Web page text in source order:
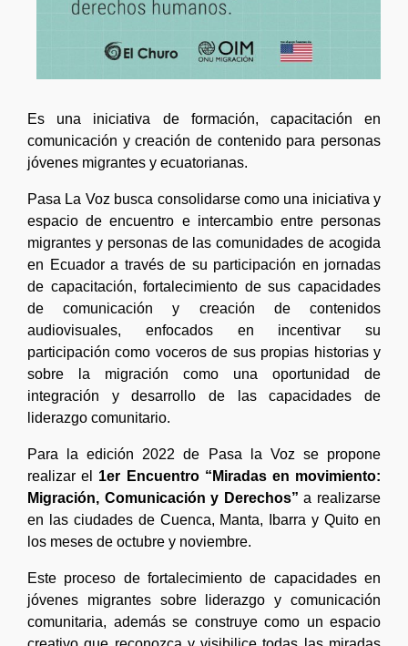
Es una iniciativa de formación, capacitación en
comunicación y creación de contenido para personas
jóvenes migrantes y ecuatorianas.
Pasa La Voz busca consolidarse como una iniciativa y
espacio de encuentro e intercambio entre personas
migrantes y personas de las comunidades de acogida
en Ecuador a través de su participación en jornadas
de capacitación, fortalecimiento de sus capacidades
de comunicación y creación de contenidos
audiovisuales, enfocados en incentivar su
participación como voceros de sus propias historias y
sobre la migración como una oportunidad de
integración y desarrollo de las capacidades de
liderazgo comunitario.
Para la edición 2022 de Pasa la Voz se propone
realizar el 1er Encuentro “Miradas en movimiento:
Migración, Comunicación y Derechos” a realizarse
en las ciudades de Cuenca, Manta, Ibarra y Quito en
los meses de octubre y noviembre.
Este proceso de fortalecimiento de capacidades en
jóvenes migrantes sobre liderazgo y comunicación
comunitaria, además se construye como un espacio